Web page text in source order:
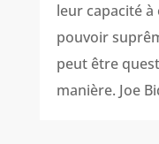
leur capacité
pouvoir
peut être
manière. Joe